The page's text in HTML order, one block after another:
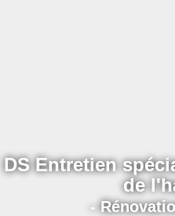
DS Entretien
de
-